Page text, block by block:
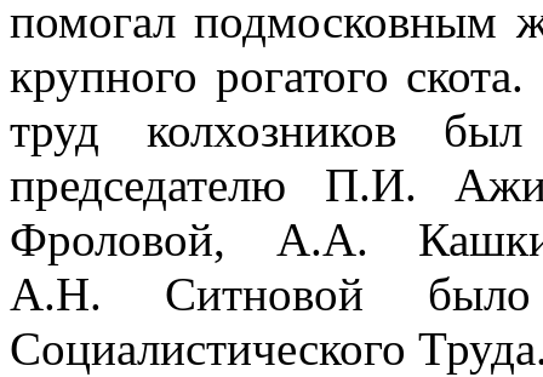
помогал подмосковным
крупного рогатого
труд колхозников
председателю П.И.
Фроловой, А.А.
А.Н. Ситновой было
Социалистического